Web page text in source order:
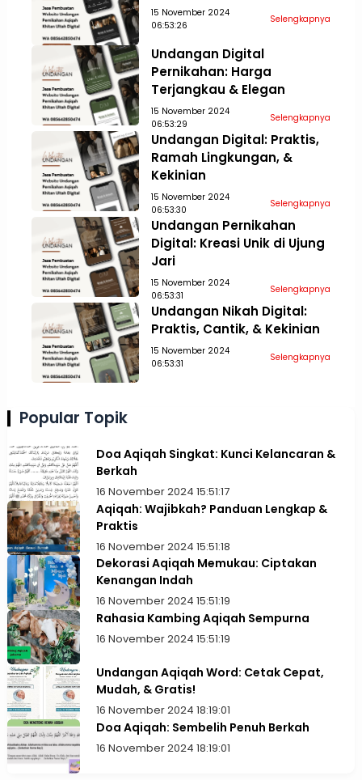
15 November 2024
06:53:26
Selengkapnya
Undangan Digital
Pernikahan: Harga
Terjangkau & Elegan
15 November 2024
06:53:29
Selengkapnya
Undangan Digital: Praktis,
Ramah Lingkungan, &
Kekinian
15 November 2024
06:53:30
Selengkapnya
Undangan Pernikahan
Digital: Kreasi Unik di Ujung
Jari
15 November 2024
06:53:31
Selengkapnya
Undangan Nikah Digital:
Praktis, Cantik, & Kekinian
15 November 2024
06:53:31
Selengkapnya
Popular Topik
Doa Aqiqah Singkat: Kunci Kelancaran &
Berkah
16 November 2024 15:51:17
Aqiqah: Wajibkah? Panduan Lengkap &
Praktis
16 November 2024 15:51:18
Dekorasi Aqiqah Memukau: Ciptakan
Kenangan Indah
16 November 2024 15:51:19
Rahasia Kambing Aqiqah Sempurna
16 November 2024 15:51:19
Undangan Aqiqah Word: Cetak Cepat,
Mudah, & Gratis!
16 November 2024 18:19:01
Doa Aqiqah: Sembelih Penuh Berkah
16 November 2024 18:19:01